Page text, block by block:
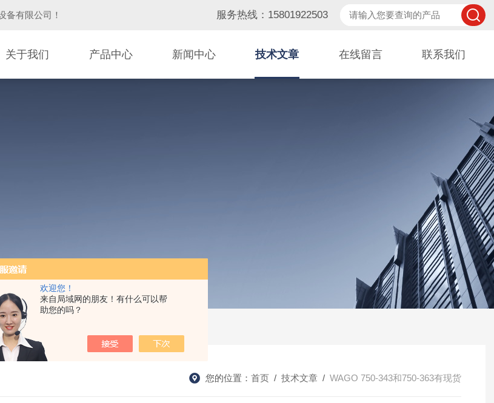
欢迎您！
来自局域网的朋友！有什么可以帮
助您的吗？
备有限公司 ！ 服务热线：15801922503
关于我们 产品中心 新闻中心 技术文章 在线留言 联系我们
您的位置： 首页 / 技术文章 / WAGO 750-343和750-363有现货